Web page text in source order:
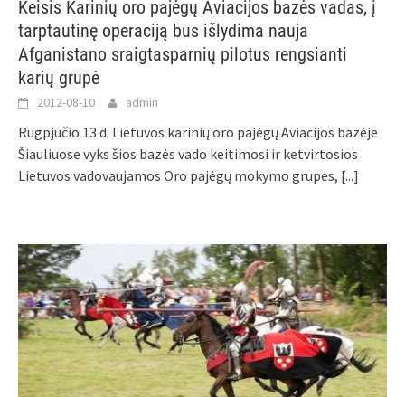
Keisis Karinių oro pajėgų Aviacijos bazės vadas, į
tarptautinę operaciją bus išlydima nauja
Afganistano sraigtasparnių pilotus rengsianti
karių grupė
2012-08-10 admin
Rugpjūčio 13 d. Lietuvos karinių oro pajėgų Aviacijos bazėje
Šiauliuose vyks šios bazės vado keitimosi ir ketvirtosios
Lietuvos vadovaujamos Oro pajėgų mokymo grupės, [...]